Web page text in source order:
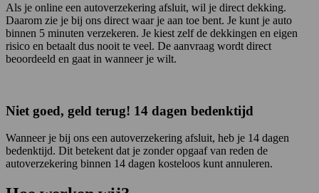
Als je online een autoverzekering afsluit, wil je direct dekking.
Daarom zie je bij ons direct waar je aan toe bent. Je kunt je auto
binnen 5 minuten verzekeren. Je kiest zelf de dekkingen en eigen
risico en betaalt dus nooit te veel. De aanvraag wordt direct
beoordeeld en gaat in wanneer je wilt.
Niet goed, geld terug! 14 dagen bedenktijd
Wanneer je bij ons een autoverzekering afsluit, heb je 14 dagen
bedenktijd. Dit betekent dat je zonder opgaaf van reden de
autoverzekering binnen 14 dagen kosteloos kunt annuleren.